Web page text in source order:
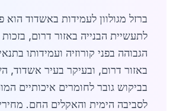
ברזל מגולוון לעמידות באשדוד הוא
לתעשיית הבנייה באזור דרום, בזכות
הגבוהה בפני קורוזיה ועמידותו
באזור דרום, ובעיקר בעיר אשדוד,
בביקוש גובר לחומרים איכותיים
לסביבה הימית והאקלים החם. מחירי